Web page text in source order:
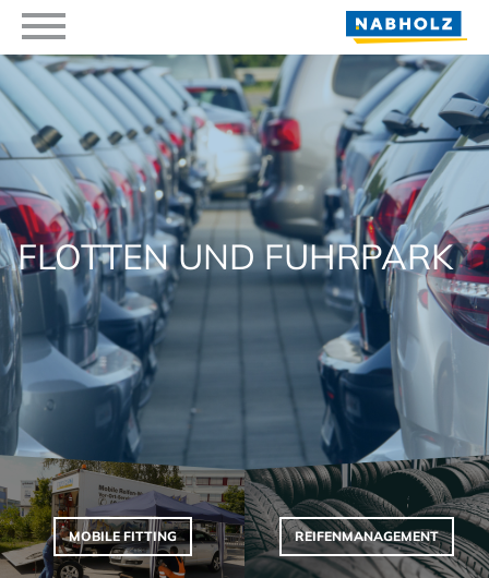
FLOTTEN UND FUHRPARK
MOBILE FITTING REIFENMANAGEMENT